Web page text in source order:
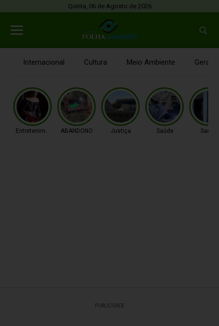
Quinta, 06 de Agosto de 2026
Internacional Cultura Meio Ambiente Gerais
Entretenimento ABANDONO Justiça Saúde Saúde
PUBLICIDADE